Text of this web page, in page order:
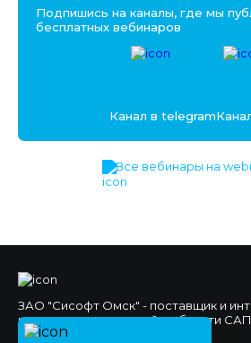
Подпишись на каналы, где мы
бесплатных вебинаров
Канал в telegram
Все вебинары на
ЗАО "Сисофт Омск" - поставщик и
комплексных решений в области
Документооборота.